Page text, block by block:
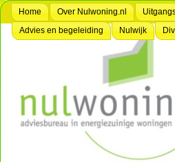
Home Over Nulwoning.nl
Advies en begeleiding
Nulwijk